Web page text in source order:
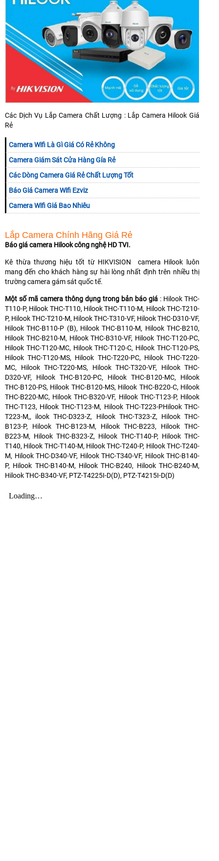
Các Dịch Vụ Lắp Camera Chất Lượng : Lắp Camera Hilook Giá
Rẻ
Camera Wifi Là Gì Giá Có Rẻ Không
Camera Giám Sát Cửa Hàng Gía Rẻ
Các Dòng Camera Giá Rẻ Chất Lượng Tốt
Báo Giá Camera Wifi Ezviz
Camera Wifi Giá Bao Nhiêu
Lắp Camera Chính Hãng Giá Rẻ
Báo giá camera Hilook công nghệ HD TVI.
Kê thừa thương hiệu tốt từ HIKVISION camera Hilook luôn
mang đến cho khách hàng sự hài lòng nhất định trên nhiều thị
trường camera gám sát quốc tế.
Một số mã camera thông dụng trong bản báo giá : Hilook THC-
T110-P, Hilook THC-T110, Hilook THC-T110-M, Hilook THC-T210-
P, Hilook THC-T210-M, Hilook THC-T310-VF, Hilook THC-D310-VF,
Hilook THC-B110-P (B), Hilook THC-B110-M, Hilook THC-B210,
Hilook THC-B210-M, Hilook THC-B310-VF, Hilook THC-T120-PC,
Hilook THC-T120-MC, Hilook THC-T120-C, Hilook THC-T120-PS,
Hilook THC-T120-MS, Hilook THC-T220-PC, Hilook THC-T220-
MC, Hilook THC-T220-MS, Hilook THC-T320-VF, Hilook THC-
D320-VF, Hilook THC-B120-PC, Hilook THC-B120-MC, Hilook
THC-B120-PS, Hilook THC-B120-MS, Hilook THC-B220-C, Hilook
THC-B220-MC, Hilook THC-B320-VF, Hilook THC-T123-P, Hilook
THC-T123, Hilook THC-T123-M, Hilook THC-T223-PHilook THC-
T223-M,, ilook THC-D323-Z, Hilook THC-T323-Z, Hilook THC-
B123-P, Hilook THC-B123-M, Hilook THC-B223, Hilook THC-
B223-M, Hilook THC-B323-Z, Hilook THC-T140-P, Hilook THC-
T140, Hilook THC-T140-M, Hilook THC-T240-P, Hilook THC-T240-
M, Hilook THC-D340-VF, Hilook THC-T340-VF, Hilook THC-B140-
P, Hilook THC-B140-M, Hilook THC-B240, Hilook THC-B240-M,
Hilook THC-B340-VF, PTZ-T4225I-D(D), PTZ-T4215I-D(D)